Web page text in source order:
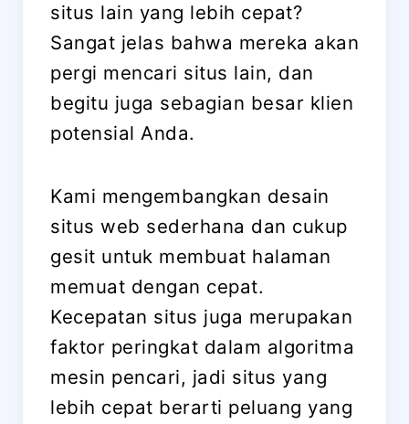
situs lain yang lebih cepat?
Sangat jelas bahwa mereka akan
pergi mencari situs lain, dan
begitu juga sebagian besar klien
potensial Anda.
Kami mengembangkan desain
situs web sederhana dan cukup
gesit untuk membuat halaman
memuat dengan cepat.
Kecepatan situs juga merupakan
faktor peringkat dalam algoritma
mesin pencari, jadi situs yang
lebih cepat berarti peluang yang